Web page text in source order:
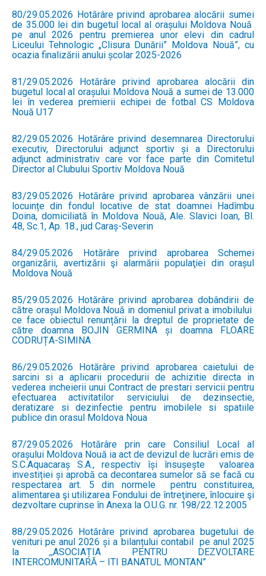
80/29.05.2026 Hotărâre privind aprobarea alocării sumei
de 35.000 lei din bugetul local al orașului Moldova Nouă
pe anul 2026 pentru premierea unor elevi din cadrul
Liceului Tehnologic „Clisura Dunării” Moldova Nouă”, cu
ocazia finalizării anului școlar 2025-2026
81/29.05.2026 Hotărâre privind aprobarea alocării din
bugetul local al orașului Moldova Nouă a sumei de 13.000
lei în vederea premierii echipei de fotbal CS Moldova
Nouă U17
82/29.05.2026 Hotărâre privind desemnarea Directorului
executiv, Directorului adjunct sportiv și a Directorului
adjunct administrativ care vor face parte din Comitetul
Director al Clubului Sportiv Moldova Nouă
83/29.05.2026 Hotărâre privind aprobarea vânzării unei
locuințe din fondul locative de stat doamnei Hadîmbu
Doina, domiciliată în Moldova Nouă, Ale. Slavici Ioan, Bl.
48, Sc.1, Ap. 18., jud Caraș-Severin
84/29.05.2026 Hotărâre privind aprobarea Schemei
organizării, avertizării şi alarmării populaţiei din orașul
Moldova Nouă
85/29.05.2026 Hotărâre privind aprobarea dobândirii de
către orașul Moldova Nouă in domeniul privat a imobilului
ce face obiectul renunțării la dreptul de proprietate de
către doamna BOJIN GERMINA și doamna FLOARE
CODRUȚA-SIMINA
86/29.05.2026 Hotărâre privind aprobarea caietului de
sarcini si a aplicarii procedurii de achizitie directa in
vederea incheierii unui Contract de prestari servicii pentru
efectuarea activitatilor serviciului de dezinsectie,
deratizare si dezinfectie pentru imobilele si spatiile
publice din orasul Moldova Noua
87/29.05.2026 Hotărâre prin care Consiliul Local al
orașului Moldova Nouă ia act de devizul de lucrări emis de
S.C.Aquacaraș S.A., respectiv își însușește valoarea
investiției și aprobă ca decontarea sumelor să se facă cu
respectarea art. 5 din normele pentru constituirea,
alimentarea şi utilizarea Fondului de întreţinere, înlocuire şi
dezvoltare cuprinse în Anexa la O.U.G. nr. 198/22.12.2005
88/29.05.2026 Hotărâre privind aprobarea bugetului de
venituri pe anul 2026 și a bilanțului contabil pe anul 2025
la ,,ASOCIAȚIA PENTRU DEZVOLTARE
INTERCOMUNITARĂ – ITI BANATUL MONTAN”